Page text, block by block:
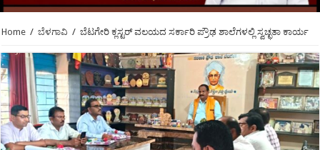
Home / ಬೆಳಗಾವಿ / ಬೆಟಗೇರಿ ಕ್ಲಸ್ಟರ್ ವಲಯದ ಸರ್ಕಾರಿ ಪ್ರೌಢ ಶಾಲೆಗಳಲ್ಲಿ ಸ್ವಚ್ಛತಾ ಕಾರ್ಯ